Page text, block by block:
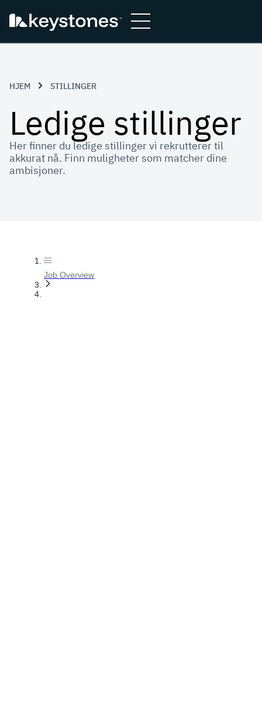
innhold
HJEM STILLINGER
Ledige stillinger
Her finner du ledige stillinger vi rekrutterer til
akkurat nå. Finn muligheter som matcher dine
ambisjoner.